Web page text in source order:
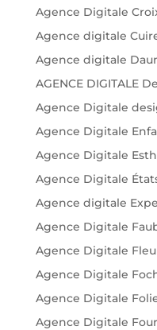
Agence Digitale
Agence digitale
Agence digitale
AGENCE DIGITALE
Agence Digitale
Agence Digitale
Agence Digitale
Agence Digitale
Agence digitale
Agence Digitale
Agence Digitale
Agence Digitale
Agence Digitale
Agence Digitale